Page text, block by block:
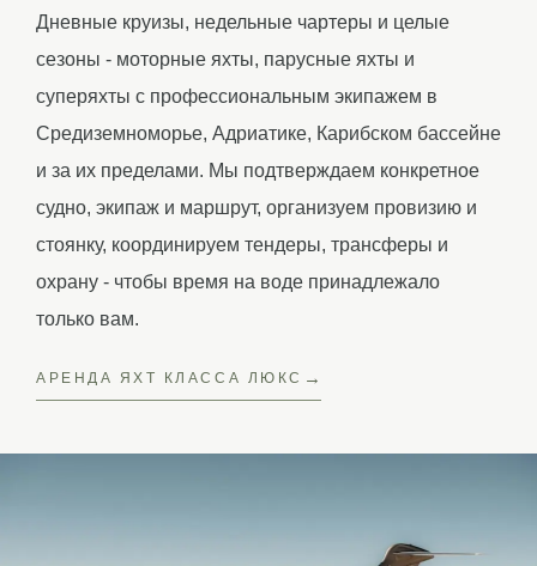
Дневные круизы, недельные чартеры и целые
сезоны - моторные яхты, парусные яхты и
суперяхты с профессиональным экипажем в
Средиземноморье, Адриатике, Карибском бассейне
и за их пределами. Мы подтверждаем конкретное
судно, экипаж и маршрут, организуем провизию и
стоянку, координируем тендеры, трансферы и
охрану - чтобы время на воде принадлежало
только вам.
АРЕНДА ЯХТ КЛАССА ЛЮКС